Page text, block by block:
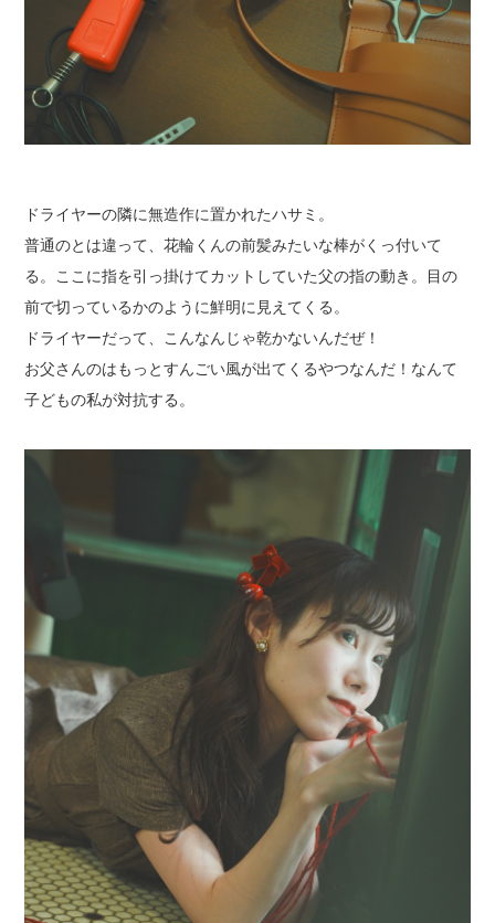
ドライヤーの隣に無造作に置かれたハサミ。
普通のとは違って、花輪くんの前髪みたいな棒がくっ付いて
る。ここに指を引っ掛けてカットしていた父の指の動き。目の
前で切っているかのように鮮明に見えてくる。
ドライヤーだって、こんなんじゃ乾かないんだぜ！
お父さんのはもっとすんごい風が出てくるやつなんだ！なんて
子どもの私が対抗する。